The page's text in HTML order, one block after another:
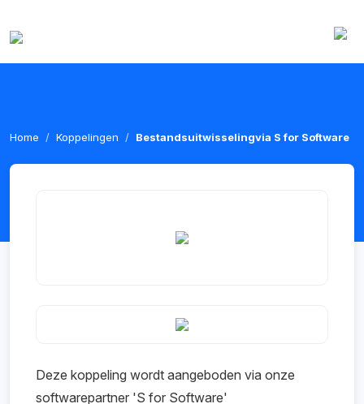
Home Koppelingen Bestandsuitwisselingvia S for Software
Deze koppeling wordt aangeboden via onze
softwarepartner 'S for Software'